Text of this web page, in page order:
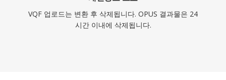
VQF 업로드는 변환 후 삭제됩니다. OPUS 결과물은 24
시간 이내에 삭제됩니다.